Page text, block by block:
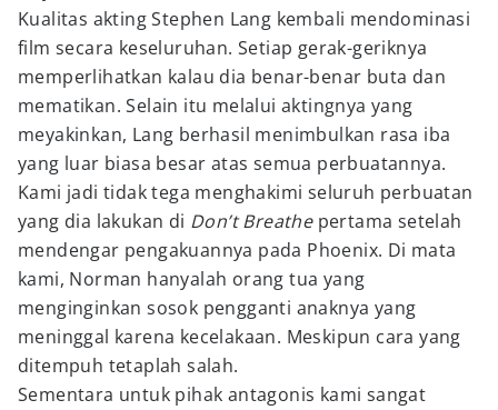
Kualitas akting Stephen Lang kembali mendominasi
film secara keseluruhan. Setiap gerak-geriknya
memperlihatkan kalau dia benar-benar buta dan
mematikan. Selain itu melalui aktingnya yang
meyakinkan, Lang berhasil menimbulkan rasa iba
yang luar biasa besar atas semua perbuatannya.
Kami jadi tidak tega menghakimi seluruh perbuatan
yang dia lakukan di Don’t Breathepertama setelah
mendengar pengakuannya pada Phoenix. Di mata
kami, Norman hanyalah orang tua yang
menginginkan sosok pengganti anaknya yang
meninggal karena kecelakaan. Meskipun cara yang
ditempuh tetaplah salah.
Sementara untuk pihak antagonis kami sangat